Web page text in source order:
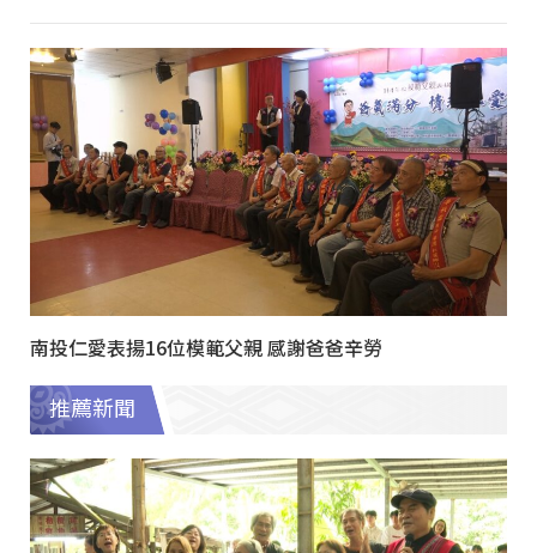
南投仁愛表揚16位模範父親 感謝爸爸辛勞
推薦新聞